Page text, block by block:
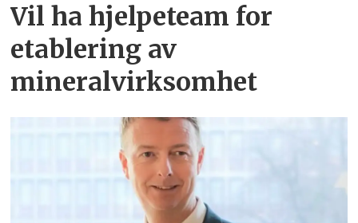
Vil ha hjelpeteam for
etablering av
mineralvirksomhet